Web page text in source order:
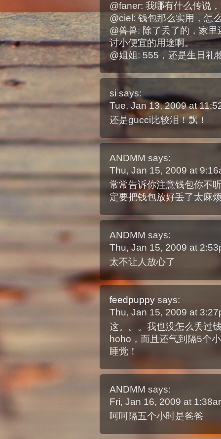
@faner: 我哪有什么传说
@ciel: 钱包那么实用，怎
@兽兽: 除了丢了的，家
讨小便宜的用途啊。
@姐姐: 555，还是生日礼
si says:
Tue, Jan 13, 2009 at
还是gucci比较泪！飘！
ANDMM says:
Thu, Jan 15, 2009 at
常常告诉你注意钱包你不
定要把钱包放好丢了太麻
ANDMM says:
Thu, Jan 15, 2009 at
太不让人放心了
feedpuppy says:
Thu, Jan 15, 2009 at
这。。。我也没怎么丢过
hoho，而且还气到隔5个
睡觉！
ANDMM says:
Fri, Jan 16, 2009 at
呵呵隔五个小时是爸爸